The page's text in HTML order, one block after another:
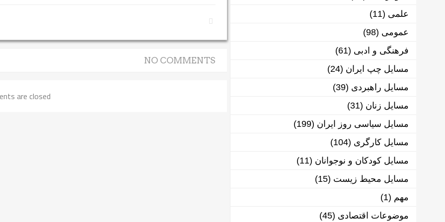
NO COMMENTS
are closed.
علمی (11)
عمومی (98)
فرهنگی و ادبی (61)
مسایل چپ ایران (24)
مسایل راهبردی (39)
مسایل زنان (31)
مسایل سیاسی روز ایران (199)
مسایل کارگری (104)
مسایل کودکان و نوجوانان (11)
مسایل محیط زیست (15)
مهم (1)
موضوعات اقتصادی (45)